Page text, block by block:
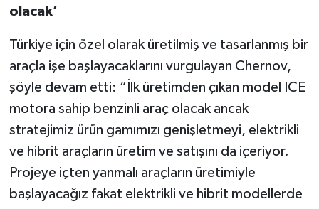
olacak’
Türkiye için özel olarak üretilmiş ve tasarlanmış bir
araçla işe başlayacaklarını vurgulayan Chernov,
şöyle devam etti: “İlk üretimden çıkan model ICE
motora sahip benzinli araç olacak ancak
stratejimiz ürün gamımızı genişletmeyi, elektrikli
ve hibrit araçların üretim ve satışını da içeriyor.
Projeye içten yanmalı araçların üretimiyle
başlayacağız fakat elektrikli ve hibrit modellerde